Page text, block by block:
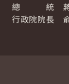
總 統 蔣
行政院院長